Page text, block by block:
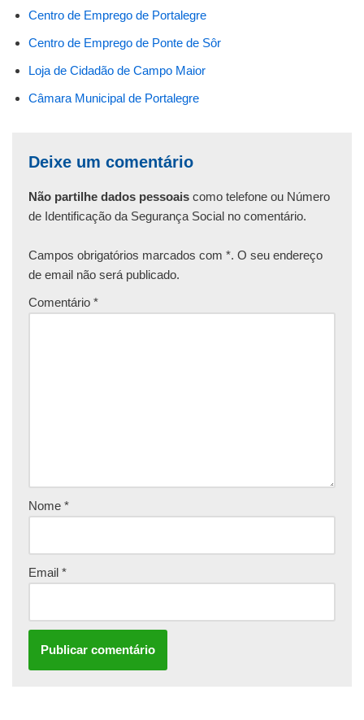
Centro de Emprego de Portalegre
Centro de Emprego de Ponte de Sôr
Loja de Cidadão de Campo Maior
Câmara Municipal de Portalegre
Deixe um comentário
Não partilhe dados pessoais como telefone ou Número
de Identificação da Segurança Social no comentário.
Campos obrigatórios marcados com *. O seu endereço
de email não será publicado.
Comentário *
Nome *
Email *